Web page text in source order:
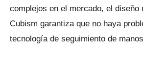
complejos en el mercado, el diseño
Cubism garantiza que no haya
tecnología de seguimiento de